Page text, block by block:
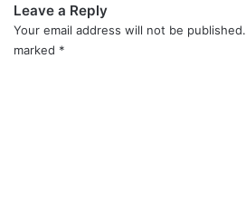
Leave a Reply
Your email address will not be published.
marked *